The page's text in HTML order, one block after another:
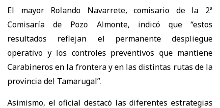
El mayor Rolando Navarrete, comisario de la 2ª
Comisaría de Pozo Almonte, indicó que “estos
resultados reflejan el permanente despliegue
operativo y los controles preventivos que mantiene
Carabineros en la frontera y en las distintas rutas de la
provincia del Tamarugal”.
Asimismo, el oficial destacó las diferentes estrategias